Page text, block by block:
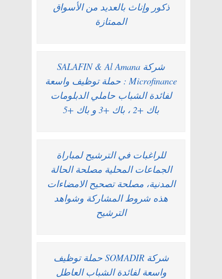
ذكور وإناث بالعديد من الأسواق
الممتازة
شركة SALAFIN & Al Amana
Microfinance : حملة توظيف واسعة
لفائدة الشباب حاملي الدبلومات
باك +2 ، باك +3 و باك +5
للراغبات في الترشيح لمباراة
الجماعات المحلية مصلحة الحالة
المدنية، مصلحة تصحيح الامضاءات
هذه شروط المشاركة وشواهد
الترشيح
شركة SOMADIR حملة توظيف
واسعة لفائدة الشباب العاطل